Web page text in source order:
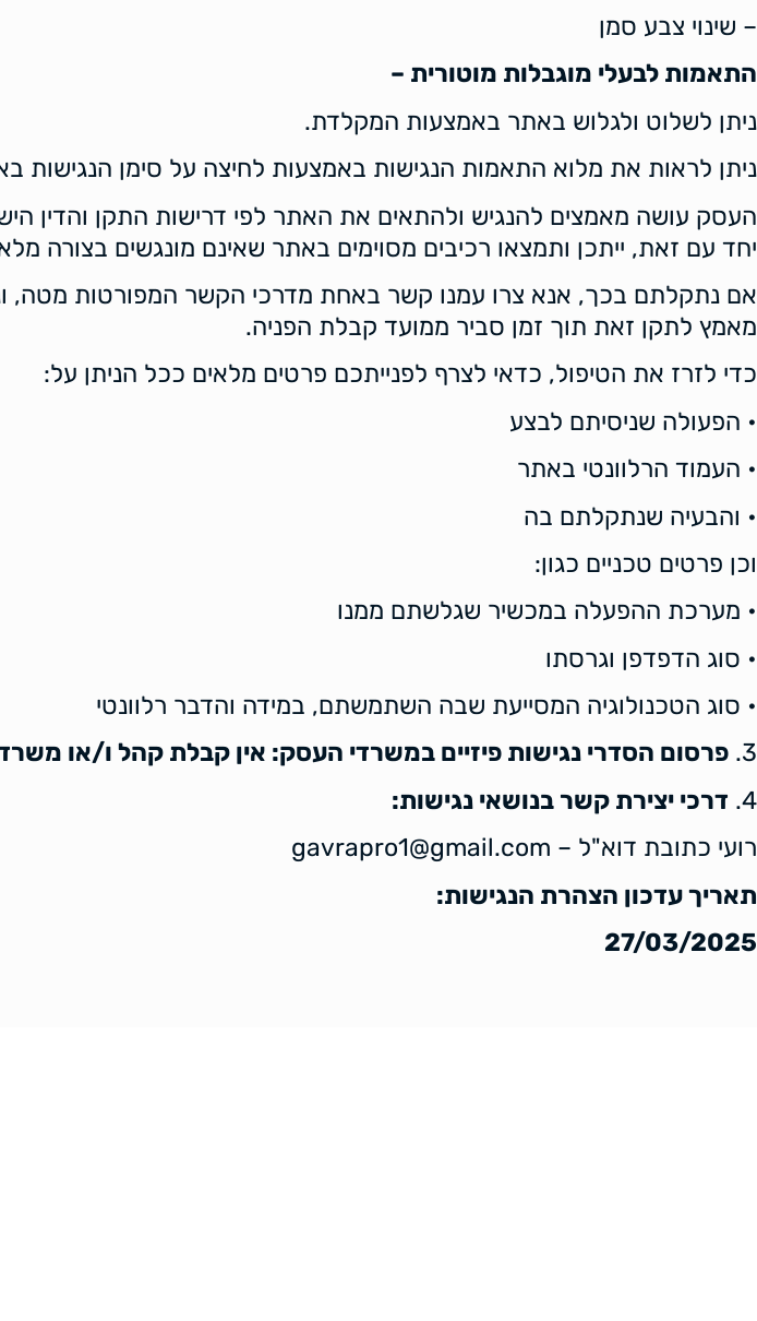
– שינוי צבע סמן
התאמות לבעלי מוגבלות מוטורית –
ניתן לשלוט ולגלוש באתר באמצעות המקלדת.
ניתן לראות את מלוא התאמות הנגישות באמצעות לחיצה על סימן הנגישות
העסק עושה מאמצים להנגיש ולהתאים את האתר לפי דרישות התקן והדין
יחד עם זאת, ייתכן ותמצאו רכיבים מסוימים באתר שאינם מונגשים בצורה
אם נתקלתם בכך, אנא צרו עמנו קשר באחת מדרכי הקשר המפורטות מטה,
מאמץ לתקן זאת תוך זמן סביר ממועד קבלת הפניה.
כדי לזרז את הטיפול, כדאי לצרף לפנייתכם פרטים מלאים ככל הניתן על:
• הפעולה שניסיתם לבצע
• העמוד הרלוונטי באתר
• והבעיה שנתקלתם בה
וכן פרטים טכניים כגון:
• מערכת ההפעלה במכשיר שגלשתם ממנו
• סוג הדפדפן וגרסתו
• סוג הטכנולוגיה המסייעת שבה השתמשתם, במידה והדבר רלוונטי
3. פרסום הסדרי נגישות פיזיים במשרדי העסק: אין קבלת קהל ו/או
4. דרכי יצירת קשר בנושאי נגישות:
רועי כתובת דוא"ל – gavrapro1@gmail.com
תאריך עדכון הצהרת הנגישות:
27/03/2025